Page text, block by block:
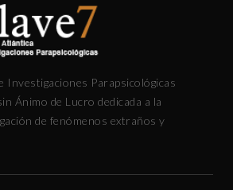
Investigaciones Parapsicológicas
Ánimo de Lucro dedicada a la
de fenómenos extraños y